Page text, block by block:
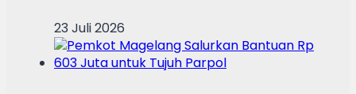
23 Juli 2026